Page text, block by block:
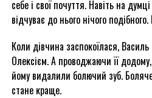
себе і свої почуття. Навіть на
відчуває до нього нічого
Коли дівчина заспокоїлася,
Олексієм. А проводжаючи її
йому видалили болючий зуб.
стане краще.